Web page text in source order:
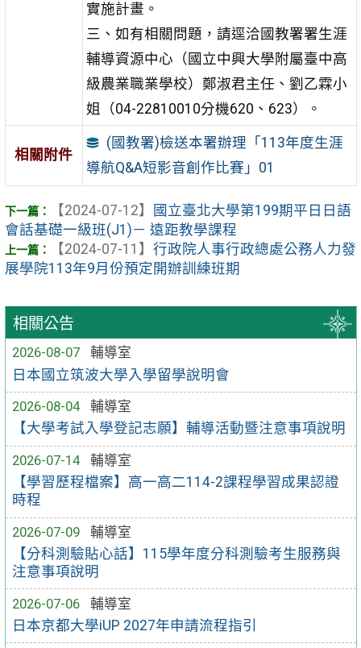
相關公告
2026-08-07
輔導室
日本國立筑波大學入學留學說明會
2026-08-04
輔導室
【大學考試入學登記志願】輔導活動暨注意事項說明
2026-07-14
輔導室
【學習歷程檔案】高一高二114-2課程學習成果認證
時程
2026-07-09
輔導室
【分科測驗貼心話】115學年度分科測驗考生服務與
注意事項說明
2026-07-06
輔導室
日本京都大學iUP 2027年申請流程指引
實施計畫。
三、如有相關問題，請逕洽國教署署生涯
輔導資源中心（國立中興大學附屬臺中高
級農業職業學校）鄭淑君主任、劉乙霖小
姐（04-22810010分機620、623）。
相關附件
(國教署)檢送本署辦理「113年度生涯
導航Q&A短影音創作比賽」01
【2024-07-12】
國立臺北大學第199期平日日語
會話基礎一級班(J1)－ 遠距教學課程
【2024-07-11】 行政院人事行政總處公務人力發
展學院113年9月份預定開辦訓練班期